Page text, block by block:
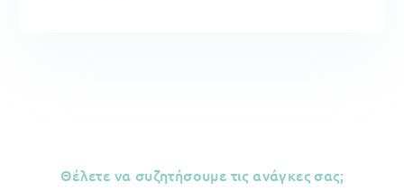
Θέλετε να συζητήσουμε τις ανάγκες σας;